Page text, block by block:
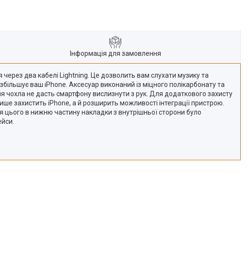
Інформація для замовлення
два кабелі Lightning. Це дозволить вам слухати музику та
ваш iPhone. Аксесуар виконаний із міцного полікарбонату та
не дасть смартфону вислизнути з рук. Для додаткового захисту
захистить iPhone, а й розширить можливості інтеграції пристрою.
в нижню частину накладки з внутрішньої сторони було